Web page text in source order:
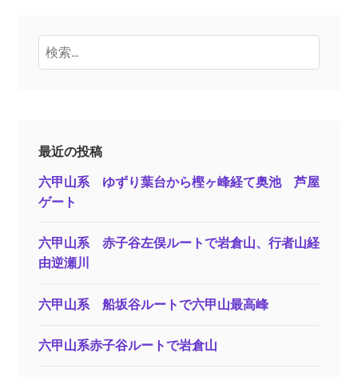
検
索:
最近の投稿
六甲山系 ゆずり葉台から樫ヶ峰経て奥池 芦屋
ゲート
六甲山系 赤子谷左俣ルートで岩倉山、行者山経
由逆瀬川
六甲山系 船坂谷ルートで六甲山最高峰
六甲山系赤子谷ルートで岩倉山